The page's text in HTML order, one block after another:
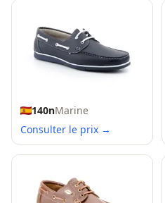
140nMarine
Consulter le prix →